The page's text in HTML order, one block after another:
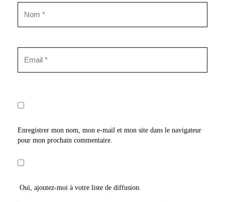
Enregistrer mon nom, mon e-mail et mon site dans le navigateur
pour mon prochain commentaire.
Oui, ajoutez-moi à votre liste de diffusion.